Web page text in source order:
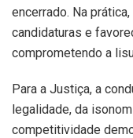
encerrado. Na
candidaturas e
comprometendo a
Para a Justiça, a
legalidade, da
competitividade